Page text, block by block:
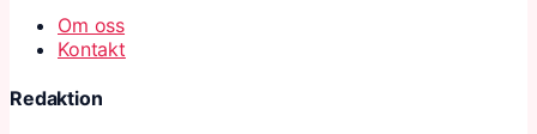
Om oss
Kontakt
Redaktion